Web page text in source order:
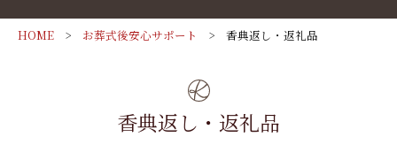
家族葬ホール一覧
家族葬10名様プラン温（ぬくもり）
家族葬のキクヤ かいばらホールプラン
家族葬30名様プラン和（なごみ）
お葬式後安心サポート
HOME お葬式後安心サポート 香典返し・返礼品
香典返し・返礼品